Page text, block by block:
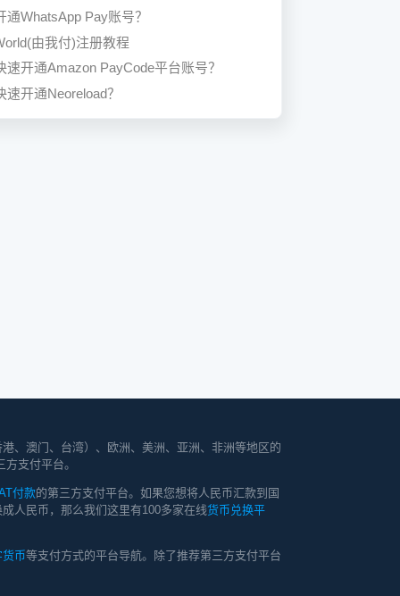
通WhatsApp Pay账号？
由我付)注册教程
速开通Amazon PayCode平台账号？
速开通Neoreload？
、澳门、台湾）、欧洲、美洲、亚洲、非洲等地区的
支付平台。
付款的第三方支付平台。如果您想将人民币汇款到国
人民币，那么我们这里有100多家在线货币兑换平
币等支付方式的平台导航。除了推荐第三方支付平台